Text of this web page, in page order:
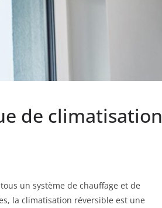
de climatisation
un système de chauffage et de
la climatisation réversible est une